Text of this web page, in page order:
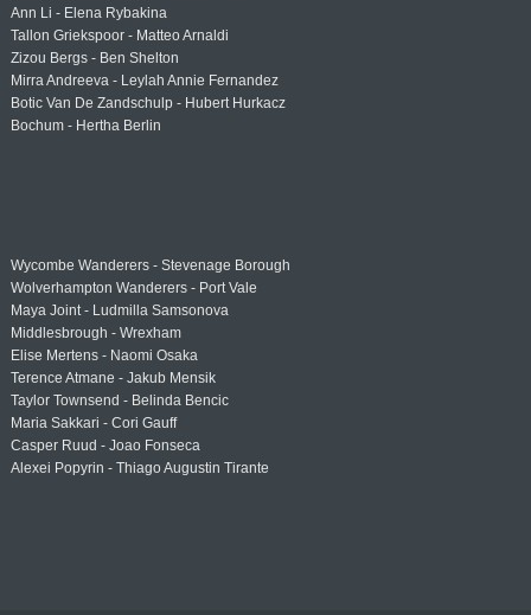
Ann Li - Elena Rybakina
Tallon Griekspoor - Matteo Arnaldi
Zizou Bergs - Ben Shelton
Mirra Andreeva - Leylah Annie Fernandez
Botic Van De Zandschulp - Hubert Hurkacz
Bochum - Hertha Berlin
Wycombe Wanderers - Stevenage Borough
Wolverhampton Wanderers - Port Vale
Maya Joint - Ludmilla Samsonova
Middlesbrough - Wrexham
Elise Mertens - Naomi Osaka
Terence Atmane - Jakub Mensik
Taylor Townsend - Belinda Bencic
Maria Sakkari - Cori Gauff
Casper Ruud - Joao Fonseca
Alexei Popyrin - Thiago Augustin Tirante